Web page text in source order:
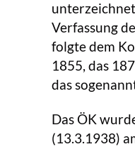
Verfassung
folgte dem
1855, das
das
Das ÖK
(13.3.1938)